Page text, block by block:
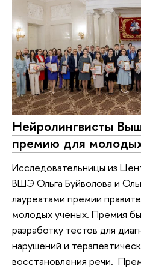
Нейролингвисты
премию для
Исследовательницы из
ВШЭ Ольга Буйволова и
лауреатами премии
молодых ученых. Премия
разработку тестов для
нарушений и
восстановления речи.